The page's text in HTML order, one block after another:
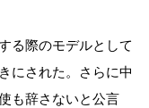
る際のモデルとして
にされた。さらに中
も辞さないと公言